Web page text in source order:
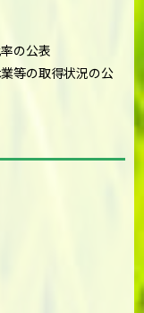
の公表
等の取得状況の公